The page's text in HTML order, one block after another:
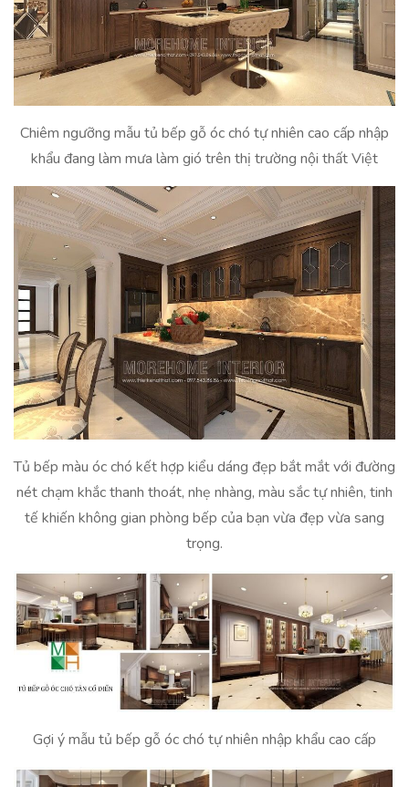
Chiêm ngưỡng mẫu tủ bếp gỗ óc chó tự nhiên cao cấp nhập
khẩu đang làm mưa làm gió trên thị trường nội thất Việt
Tủ bếp màu óc chó kết hợp kiểu dáng đẹp bắt mắt với đường
nét chạm khắc thanh thoát, nhẹ nhàng, màu sắc tự nhiên, tinh
tế khiến không gian phòng bếp của bạn vừa đẹp vừa sang
trọng.
Gợi ý mẫu tủ bếp gỗ óc chó tự nhiên nhập khẩu cao cấp